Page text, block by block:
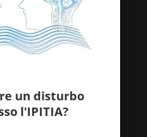
un disturbo
l'IPITIA?